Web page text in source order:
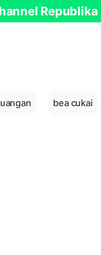
Republika
bea cukai